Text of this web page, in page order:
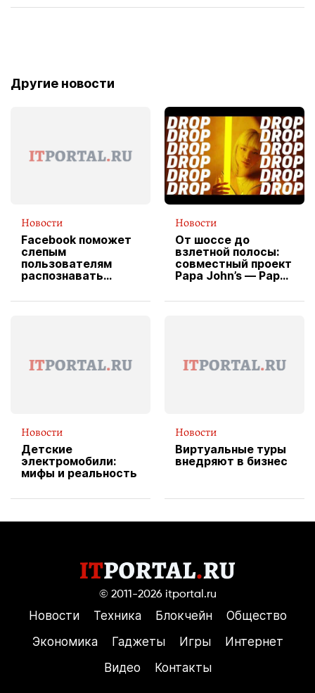
Другие новости
Новости
Facebook поможет
слепым
пользователям
распознавать
Новости
От шоссе до
взлетной полосы:
совместный проект
Papa John’s — Papa
вводит
Новости
Детские
электромобили:
мифы и реальность
Новости
Виртуальные туры
внедряют в бизнес
© 2011-2026 itportal.ru
Новости Техника Блокчейн
Общество
Экономика
Гаджеты Игры
Интернет
Видео
Контакты